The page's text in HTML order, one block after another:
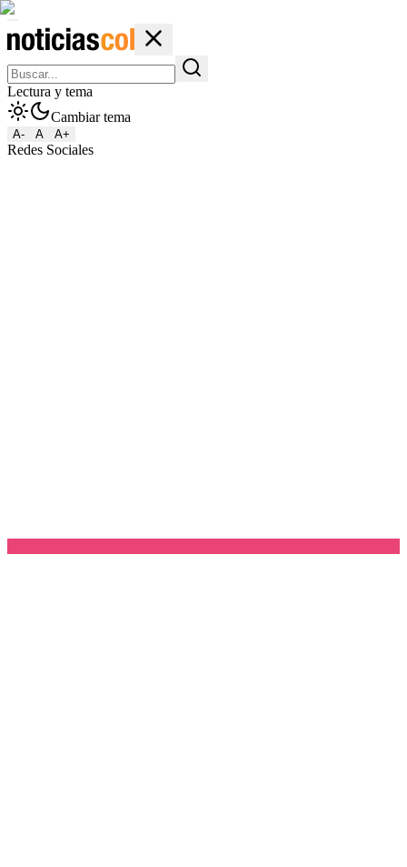
Lectura y tema
Cambiar tema
A- A A+
Redes Sociales